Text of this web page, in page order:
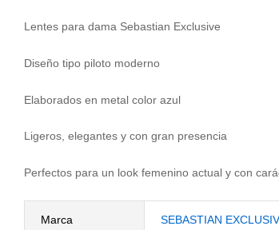
Lentes para dama Sebastian Exclusive
Diseño tipo piloto moderno
Elaborados en metal color azul
Ligeros, elegantes y con gran presencia
Perfectos para un look femenino actual y con
Marca SEBASTIAN